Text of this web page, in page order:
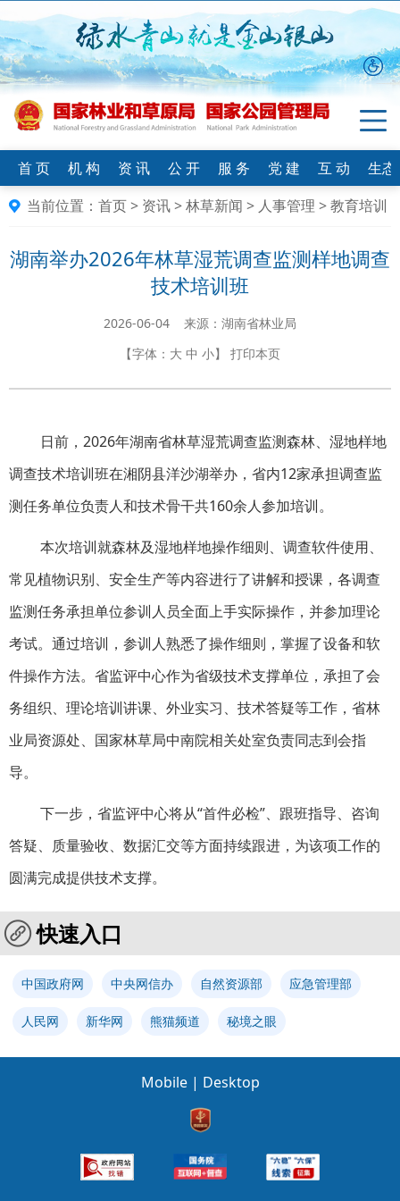
首 页 机 构 资 讯 公 开 服 务 党 建 互 动
生
当前位置： 首页> 资讯>林草新闻 > 人事管理>教育培训
湖南举办2026年林草湿荒调查监测样地调查
技术培训班
2026-06-04 来源：​湖南省林业局
【字体： 大 中 小】 打印本页
日前，2026年湖南省林草湿荒调查监测森林、湿地样地
调查技术培训班在湘阴县洋沙湖举办，省内12家承担调查监
测任务单位负责人和技术骨干共160余人参加培训。
本次培训就森林及湿地样地操作细则、调查软件使用、
常见植物识别、安全生产等内容进行了讲解和授课，各调查
监测任务承担单位参训人员全面上手实际操作，并参加理论
考试。通过培训，参训人熟悉了操作细则，掌握了设备和软
件操作方法。 省监评中心作为省级技术支撑单位，承担了会
务组织、理论培训讲课、外业实习、技术答疑等工作， 省林
业局资源处、国家林草局中南院相关处室负责同志到会指
导。
下一步， 省监评中心将从“首件必检”、跟班指导、咨询
答疑、质量验收、数据汇交等方面持续跟进，为该项工作的
圆满完成提供技术支撑。
快速入口
中国政府网 中央网信办 自然资源部 应急管理部
人民网 新华网 熊猫频道 秘境之眼
Mobile | Desktop